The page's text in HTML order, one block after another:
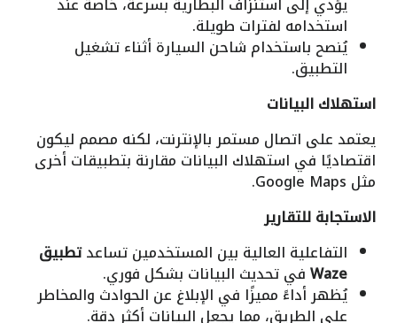
استخدامه لفترات طويلة.
يُنصح باستخدام شاحن السيارة أثناء تشغيل
التطبيق.
استهلاك البيانات
يعتمد على اتصال مستمر بالإنترنت، لكنه مصمم ليكون
اقتصاديًا في استهلاك البيانات مقارنة بتطبيقات أخرى
مثل Google Maps.
الاستجابة للتقارير
التفاعلية العالية بين المستخدمين تساعدتطبيق
Wazeفي تحديث البيانات بشكل فوري.
يُظهر أداءً مميزًا في الإبلاغ عن الحوادث والمخاطر
على الطريق، مما يجعل البيانات أكثر دقة.